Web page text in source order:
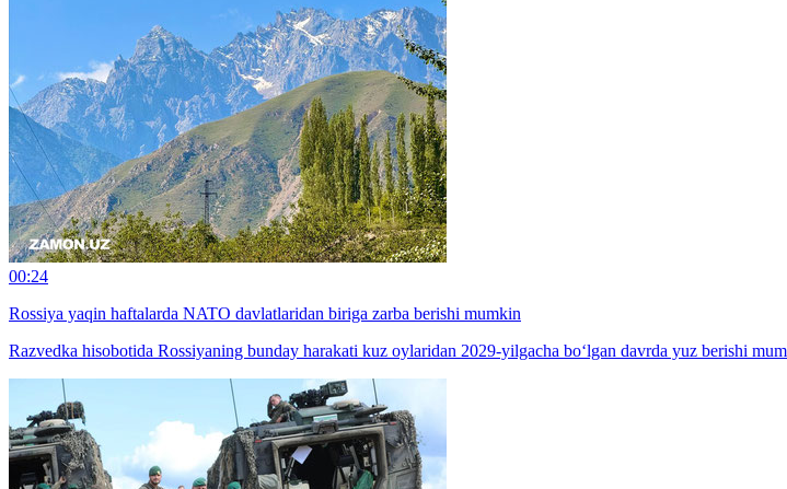
00:24
Rossiya yaqin haftalarda NATO davlatlaridan biriga zarba berishi mumkin
Razvedka hisobotida Rossiyaning bunday harakati kuz oylaridan 2029-yilgacha bo‘lgan davrda yuz berishi